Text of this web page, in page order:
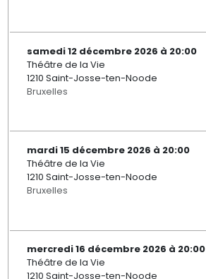
samedi 12 décembre 2026 à 20:00
Théâtre de la Vie
1210 Saint-Josse-ten-Noode
Bruxelles
mardi 15 décembre 2026 à 20:00
Théâtre de la Vie
1210 Saint-Josse-ten-Noode
Bruxelles
mercredi 16 décembre 2026 à 20:00
Théâtre de la Vie
1210 Saint-Josse-ten-Noode